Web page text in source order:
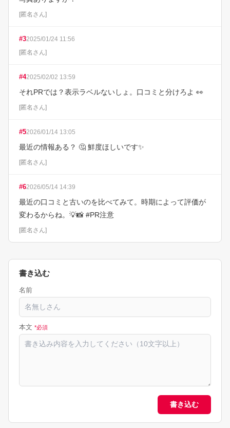
[匿名さん]
#32025/01/24 11:56
[匿名さん]
#42025/02/02 13:59
それPRでは？表示ラベルないしょ。口コミと分けろよ 👀
[匿名さん]
#52026/01/14 13:05
最近の情報ある？ 🤔 鮮度ほしいです✨
[匿名さん]
#62026/05/14 14:39
最近の口コミと古いのを比べてみて。時期によって評価が
変わるからね。💡📸 #PR注意
[匿名さん]
書き込む
名前
本文 *必須
書き込む